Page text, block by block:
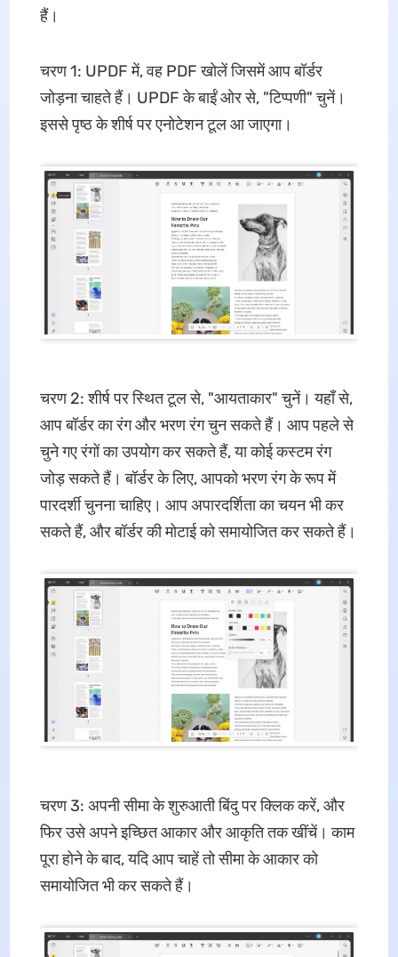
हैं।
चरण 1: UPDF में, वह PDF खोलें जिसमें आप बॉर्डर
जोड़ना चाहते हैं। UPDF के बाईं ओर से, "टिप्पणी" चुनें।
इससे पृष्ठ के शीर्ष पर एनोटेशन टूल आ जाएगा।
चरण 2: शीर्ष पर स्थित टूल से, "आयताकार" चुनें। यहाँ से,
आप बॉर्डर का रंग और भरण रंग चुन सकते हैं। आप पहले से
चुने गए रंगों का उपयोग कर सकते हैं, या कोई कस्टम रंग
जोड़ सकते हैं। बॉर्डर के लिए, आपको भरण रंग के रूप में
पारदर्शी चुनना चाहिए। आप अपारदर्शिता का चयन भी कर
सकते हैं, और बॉर्डर की मोटाई को समायोजित कर सकते हैं।
चरण 3: अपनी सीमा के शुरुआती बिंदु पर क्लिक करें, और
फिर उसे अपने इच्छित आकार और आकृति तक खींचें। काम
पूरा होने के बाद, यदि आप चाहें तो सीमा के आकार को
समायोजित भी कर सकते हैं।